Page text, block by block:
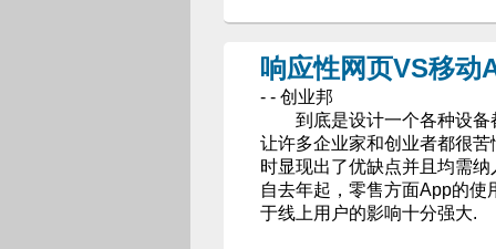
响应性网页VS移动
- - 创业邦
到底是设计一个各种设备
让许多企业家和创业者都很
时显现出了优缺点并且均需
自去年起，零售方面App的
于线上用户的影响十分强大.